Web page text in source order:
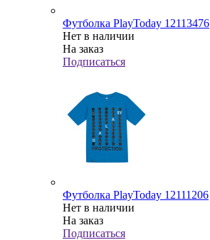
Футболка PlayToday 12113476
Нет в наличии
На заказ
Подписаться
Футболка PlayToday 12111206
Нет в наличии
На заказ
Подписаться